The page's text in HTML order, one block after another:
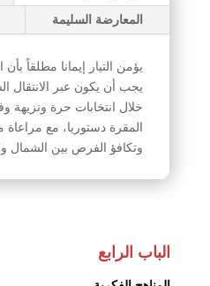
المعارضة السليمة
يؤمن التيار إيمانا مطلقاً
يجب أن يكون عبر
خلال انتخابات حرة ونزيهة
المقرة دستوريا، مع مراعاة
وتكافؤ الفرص بين الشمال
الباب الرابع